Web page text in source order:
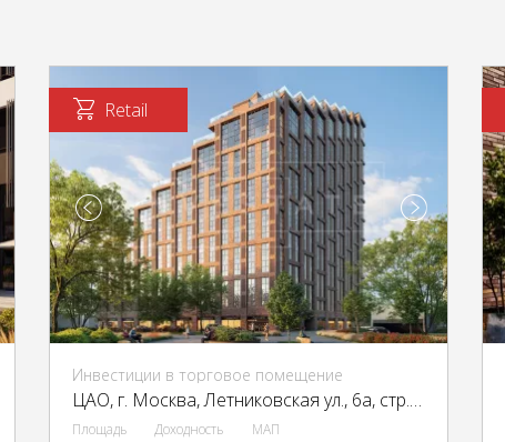
Retail
Инвестиции в торговое помещение
ЦАО, г. Москва, Летниковская ул., 6а, стр. 1,2,3,7,10
Площадь Доходность МАП